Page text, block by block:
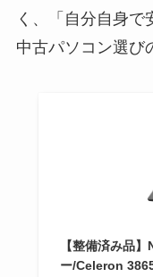
く、「自分自身で
中古パソコン選び
【整備済み品
ー/Celeron